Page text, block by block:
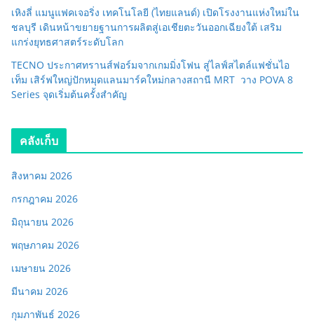
เหิงลี่ แมนูแฟคเจอริ่ง เทคโนโลยี (ไทยแลนด์) เปิดโรงงานแห่งใหม่ใน
ชลบุรี เดินหน้าขยายฐานการผลิตสู่เอเชียตะวันออกเฉียงใต้ เสริม
แกร่งยุทธศาสตร์ระดับโลก
TECNO ประกาศทรานส์ฟอร์มจากเกมมิ่งโฟน สู่ไลฟ์สไตล์แฟชั่นไอ
เท็ม เสิร์ฟใหญ่ปักหมุดแลนมาร์คใหม่กลางสถานี MRT วาง POVA 8
Series จุดเริ่มต้นครั้งสำคัญ
คลังเก็บ
สิงหาคม 2026
กรกฎาคม 2026
มิถุนายน 2026
พฤษภาคม 2026
เมษายน 2026
มีนาคม 2026
กุมภาพันธ์ 2026